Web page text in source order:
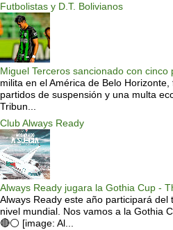
Futbolistas y D.T. Bolivianos
Miguel Terceros sancionado con cinco
milita en el América de Belo
partidos de suspensión y una multa
Tribun...
Club Always Ready
Always Ready jugara la Gothia Cup -
Always Ready este año participará
nivel mundial. Nos vamos a la Gothia
🔴⚪️ [image: Al...